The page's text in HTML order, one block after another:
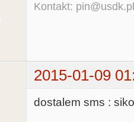
Kontakt: pin@usdk.pl
2015-01-09
dostalem sms :